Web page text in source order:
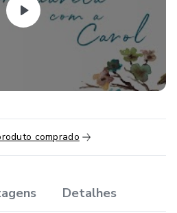
comprado
Detalhes